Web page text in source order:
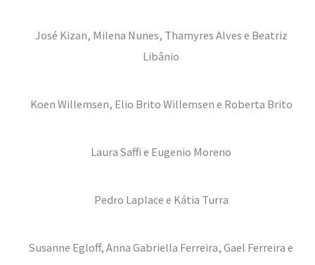
José Kizan, Milena Nunes, Thamyres Alves e Beatriz
Libânio
Koen Willemsen, Elio Brito Willemsen e Roberta Brito
Laura Saffi e Eugenio Moreno
Pedro Laplace e Kátia Turra
Susanne Egloff, Anna Gabriella Ferreira, Gael Ferreira e